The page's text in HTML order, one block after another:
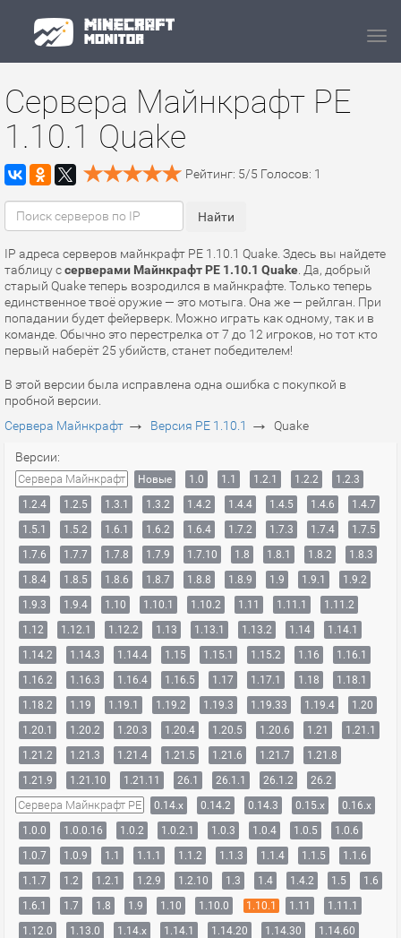
Сервера Майнкрафт PE
1.10.1 Quake
Рейтинг: 5/5 Голосов: 1
IP адреса серверов майнкрафт PE 1.10.1 Quake. Здесь вы найдете
таблицу ссерверами Майнкрафт PE 1.10.1 Quake . Да, добрый
старый Quake теперь возродился в майнкрафте. Только теперь
единственное твоё оружие — это мотыга. Она же — рейлган. При
попадании будет фейерверк. Можно играть как одному, так и в
команде. Обычно это перестрелка от 7 до 12 игроков, но тот кто
первый наберёт 25 убийств, станет победителем!
В этой версии была исправлена одна ошибка с покупкой в
пробной версии.
Сервера Майнкрафт → Версия PE 1.10.1 → Quake
Версии:
Сервера Майнкрафт Новые 1.0 1.1 1.2.1 1.2.2
1.2.3
1.2.4
1.2.5 1.3.1 1.3.2 1.4.2 1.4.4 1.4.5 1.4.6
1.4.7
1.5.1
1.5.2 1.6.1 1.6.2 1.6.4 1.7.2 1.7.3 1.7.4
1.7.5
1.7.6
1.7.7 1.7.8 1.7.9 1.7.10 1.8 1.8.1 1.8.2
1.8.3
1.8.4
1.8.5 1.8.6 1.8.7 1.8.8 1.8.9 1.9 1.9.1
1.9.2
1.9.3
1.9.4 1.10 1.10.1 1.10.2 1.11 1.11.1
1.11.2
1.12
1.12.1 1.12.2 1.13 1.13.1 1.13.2 1.14
1.14.1
1.14.2
1.14.3 1.14.4 1.15 1.15.1 1.15.2 1.16
1.16.1
1.16.2
1.16.3 1.16.4 1.16.5 1.17 1.17.1 1.18
1.18.1
1.18.2
1.19 1.19.1 1.19.2 1.19.3 1.19.33 1.19.4
1.20
1.20.1
1.20.2 1.20.3 1.20.4 1.20.5 1.20.6 1.21
1.21.1
1.21.2
1.21.3 1.21.4 1.21.5 1.21.6 1.21.7
1.21.8
1.21.9
1.21.10 1.21.11 26.1 26.1.1 26.1.2 26.2
Сервера Майнкрафт PE 0.14.x 0.14.2 0.14.3 0.15.x
0.16.x
1.0.0
1.0.0.16 1.0.2 1.0.2.1 1.0.3 1.0.4 1.0.5
1.0.6
1.0.7
1.0.9 1.1 1.1.1 1.1.2 1.1.3 1.1.4 1.1.5
1.1.6
1.1.7
1.2 1.2.1 1.2.9 1.2.10 1.3 1.4 1.4.2 1.5
1.6
1.6.1
1.7 1.8 1.9 1.10 1.10.0 1.10.1 1.11
1.11.1
1.12.0
1.13.0 1.14.x 1.14.1 1.14.20 1.14.30
1.14.60